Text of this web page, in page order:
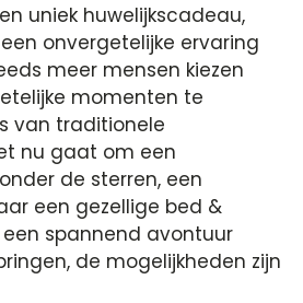
uniek huwelijkscadeau,
onvergetelijke ervaring
meer mensen kiezen
momenten te
van traditionele
nu gaat om een
de sterren, een
een gezellige bed &
spannend avontuur
de mogelijkheden zijn